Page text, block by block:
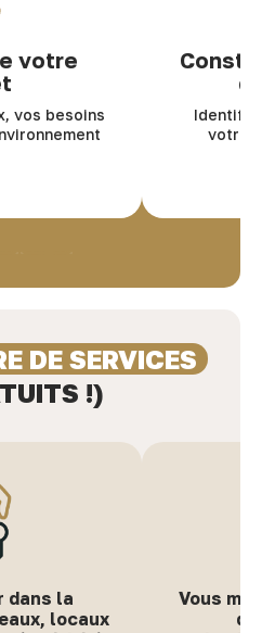
votre
vos besoins
votre
DE SERVICES
!)
dans la
locaux
Vous